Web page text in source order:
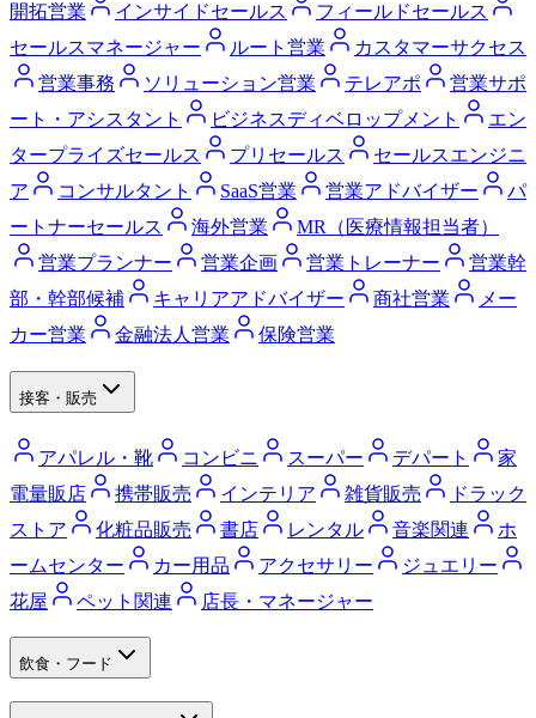
開拓営業
インサイドセールス
フィールドセールス
セールスマネージャー
ルート営業
カスタマーサクセス
営業事務
ソリューション営業 テレアポ
営業サポ
ート・アシスタント
ビジネスディベロップメント
エン
タープライズセールス
プリセールス
セールスエンジニ
ア
コンサルタント SaaS営業 営業アドバイザー
パ
ートナーセールス
海外営業
MR（医療情報担当者）
営業プランナー
営業企画 営業トレーナー
営業幹
部・幹部候補
キャリアアドバイザー 商社営業
メー
カー営業
金融法人営業 保険営業
接客・販売
アパレル・靴 コンビニ スーパー デパート
家
電量販店
携帯販売 インテリア 雑貨販売
ドラック
ストア
化粧品販売 書店 レンタル 音楽関連
ホ
ームセンター
カー用品 アクセサリー
ジュエリー
花屋
ペット関連 店長・マネージャー
飲食・フード